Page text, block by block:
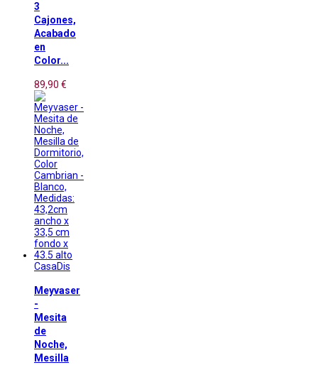
3
Cajones,
Acabado
en
Color...
89,90 €
CasaDis
Meyvaser
-
Mesita
de
Noche,
Mesilla